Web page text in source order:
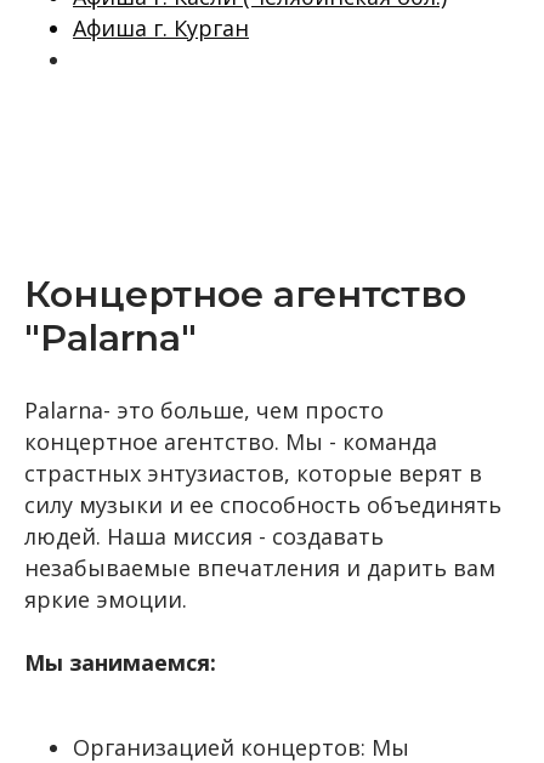
Афиша г. Курган
Концертное агентство
"Palarna"
Palarna- это больше, чем просто
концертное агентство. Мы - команда
страстных энтузиастов, которые верят в
силу музыки и ее способность объединять
людей. Наша миссия - создавать
незабываемые впечатления и дарить вам
яркие эмоции.
Мы занимаемся:
Организацией концертов: Мы